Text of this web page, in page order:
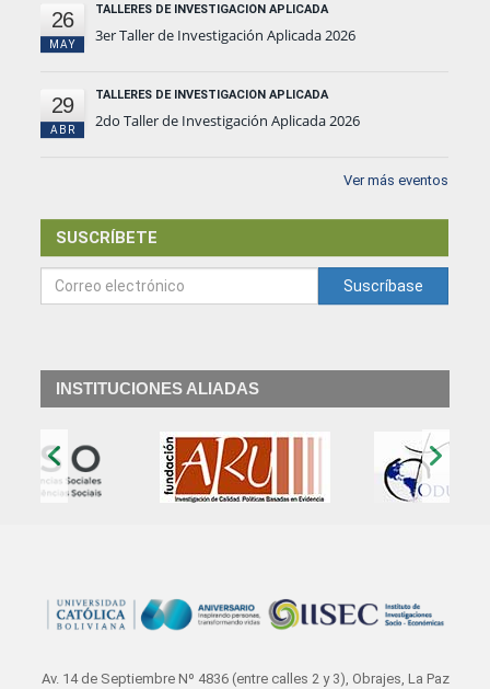
26
MAY
TALLERES DE INVESTIGACIÓN APLICADA
3er Taller de Investigación Aplicada 2026
29
ABR
TALLERES DE INVESTIGACIÓN APLICADA
2do Taller de Investigación Aplicada 2026
Ver más eventos
SUSCRÍBETE
Suscríbase
INSTITUCIONES ALIADAS
Av. 14 de Septiembre Nº 4836 (entre calles 2 y 3), Obrajes, La Paz